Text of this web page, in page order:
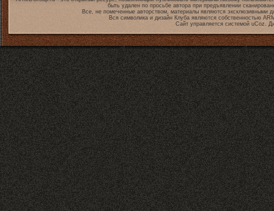
быть удален по просьбе автора при предъявлении
Все, не помеченные авторством, материалы являются эксклюзивными
Вся символика и дизайн Клуба являются собственностью
Сайт управляется системой uCoz.